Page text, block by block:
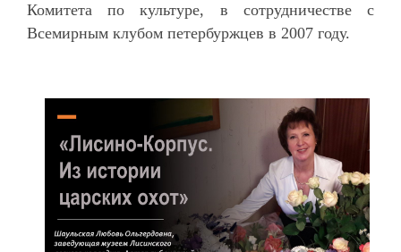
Комитета по культуре, в сотрудничестве с
Всемирным клубом петербуржцев в 2007 году.